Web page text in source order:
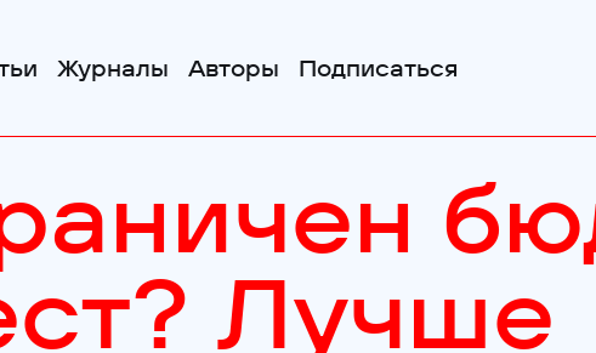
Журналы Авторы Подписаться
Лучше